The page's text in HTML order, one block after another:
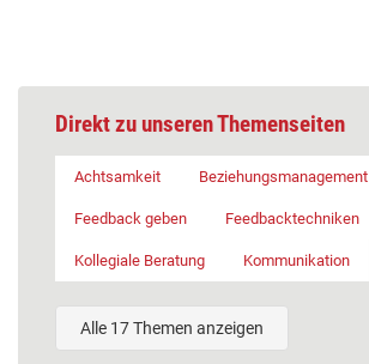
Direkt zu unseren Themenseiten
Achtsamkeit Beziehungsmanagement
Feedback geben Feedbacktechniken
Kollegiale Beratung Kommunikation
Alle 17 Themen anzeigen